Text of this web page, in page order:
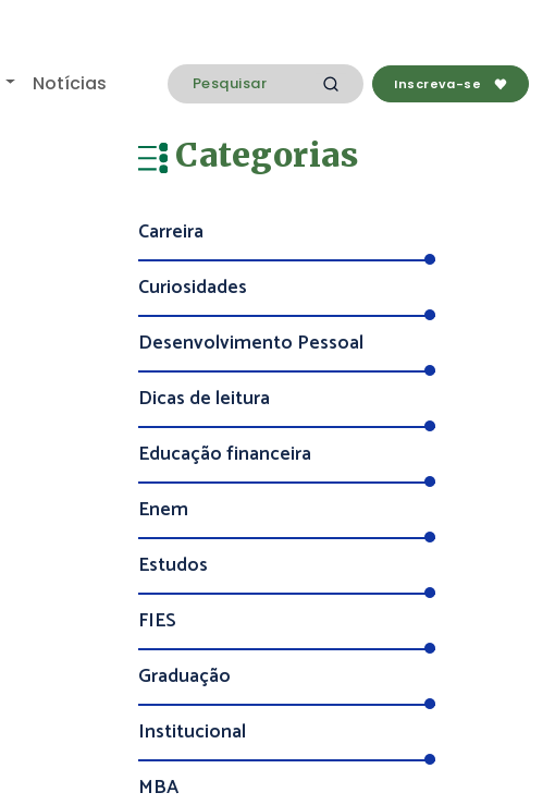
Notícias Inscreva-se
Categorias
Carreira
Curiosidades
Desenvolvimento Pessoal
Dicas de leitura
Educação financeira
Enem
Estudos
FIES
Graduação
Institucional
MBA